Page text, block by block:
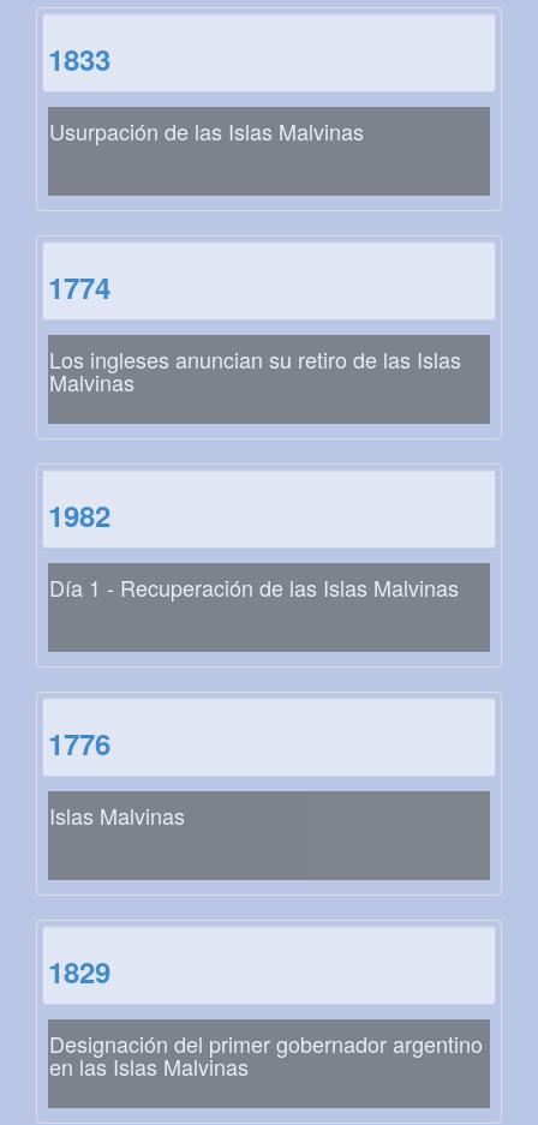
1833
Usurpación de las Islas Malvinas
1774
Los ingleses anuncian su retiro de las Islas
Malvinas
1982
Día 1 - Recuperación de las Islas Malvinas
1776
Islas Malvinas
1829
Designación del primer gobernador argentino
en las Islas Malvinas